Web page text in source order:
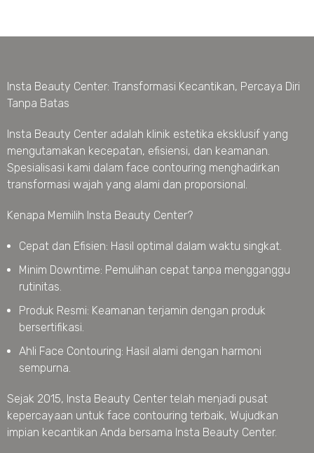
Insta Beauty Center: Transformasi Kecantikan, Percaya Diri
Tanpa Batas
Insta Beauty Center adalah klinik estetika eksklusif yang
mengutamakan kecepatan, efisiensi, dan keamanan.
Spesialisasi kami dalam face contouring menghadirkan
transformasi wajah yang alami dan proporsional.
Kenapa Memilih Insta Beauty Center?
Cepat dan Efisien: Hasil optimal dalam waktu singkat.
Minim Downtime: Pemulihan cepat tanpa mengganggu
rutinitas.
Produk Resmi: Keamanan terjamin dengan produk
bersertifikasi.
Ahli Face Contouring: Hasil alami dengan harmoni
sempurna.
Sejak 2015, Insta Beauty Center telah menjadi pusat
kepercayaan untuk face contouring terbaik, Wujudkan
impian kecantikan Anda bersama Insta Beauty Center.